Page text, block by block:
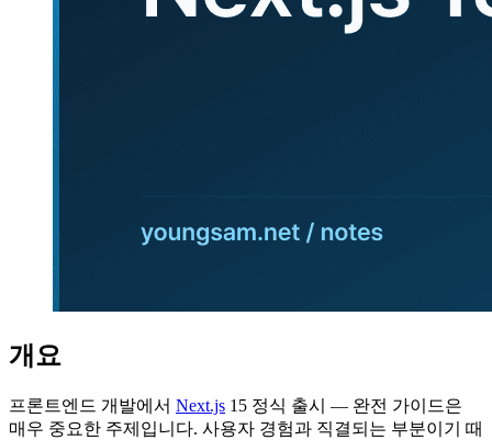
개요
프론트엔드 개발에서 Next.js 15 정식 출시 — 완전 가이드은
매우 중요한 주제입니다. 사용자 경험과 직결되는 부분이기 때